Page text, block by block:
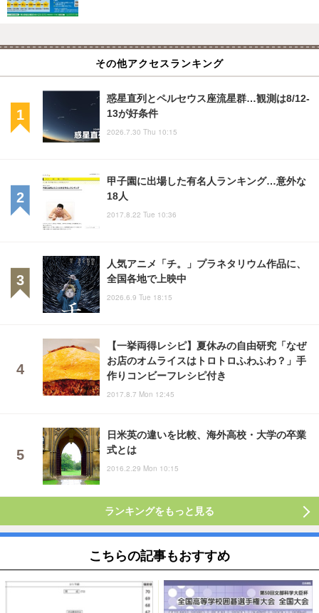
その他アクセスランキング
惑星直列とペルセウス座流星群…観測は8/12-
13が好条件
2026.7.30 Thu 10:15
甲子園に出場した有名人ランキング…意外な
18人
2017.8.22 Tue 10:36
人気アニメ「チ。」プラネタリウム作品に、
全国各地で上映中
2026.6.9 Tue 18:15
【一挙両得レシピ】夏休みの自由研究「なぜ
お店のオムライスはトロトロふわふわ？」手
作りコンビーフレシピ付き
2017.8.7 Mon 12:45
日米英の違いを比較、海外高校・大学の卒業
式とは
2016.2.29 Mon 10:15
ランキングをもっと見る
こちらの記事もおすすめ